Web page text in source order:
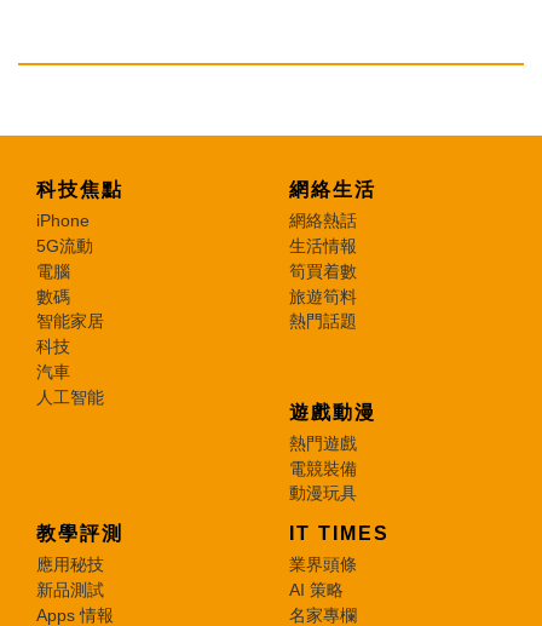
科技焦點
iPhone
5G流動
電腦
數碼
智能家居
科技
汽車
人工智能
網絡生活
網絡熱話
生活情報
筍買着數
旅遊筍料
熱門話題
遊戲動漫
熱門遊戲
電競裝備
動漫玩具
教學評測
應用秘技
新品測試
Apps 情報
IT TIMES
業界頭條
AI 策略
名家專欄